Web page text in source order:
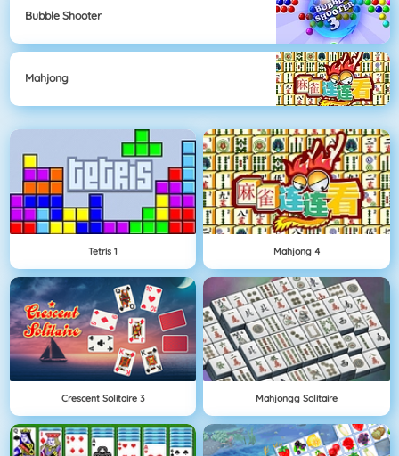
Bubble Shooter
Mahjong
Tetris 1 Mahjong 4
Crescent Solitaire 3 Mahjongg Solitaire